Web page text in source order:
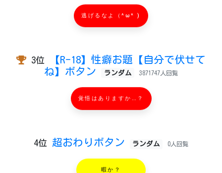
逃げるなよ（^ω^ )
3位
【R-18】性癖お題【自分で伏せて
ね】ボタン
ランダム 3871747人回覧
覚悟はありますか…？
4位 超おわりボタン ランダム 0人回覧
暇か？